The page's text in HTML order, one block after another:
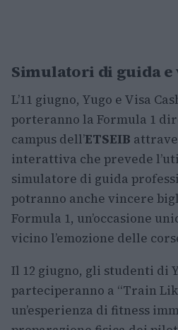
Simulatori di guida e
L’11 giugno, Yugo e Visa
porteranno la Formula 1
campus dell’ETSEIB
interattiva che prevede
simulatore di guida
potranno anche vincere
Formula 1, un’occasione
vicino l’emozione delle
Il 12 giugno, gli studenti di
parteciperanno a “Train
un’esperienza di fitness